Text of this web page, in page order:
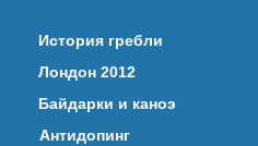
История гребли
Лондон 2012
Байдарки и каноэ
Антидопинг